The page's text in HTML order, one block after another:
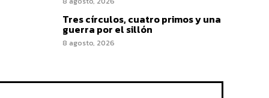
Tres círculos, cuatro primos y una
guerra por el sillón
8 agosto, 2026